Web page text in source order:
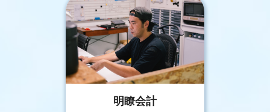
明瞭会計